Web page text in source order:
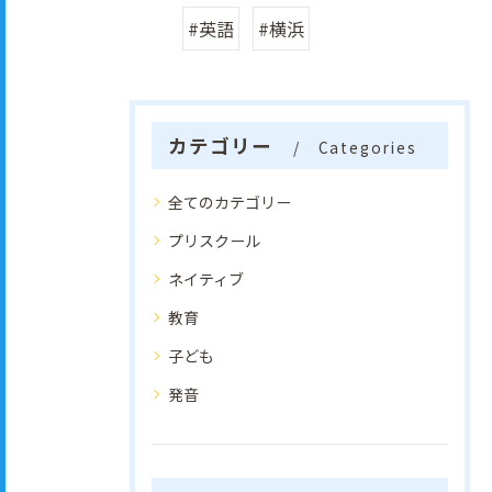
#英語 #横浜
カテゴリー Categories
全てのカテゴリー
プリスクール
ネイティブ
教育
子ども
発音